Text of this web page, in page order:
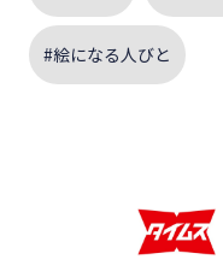
#絵になる人びと